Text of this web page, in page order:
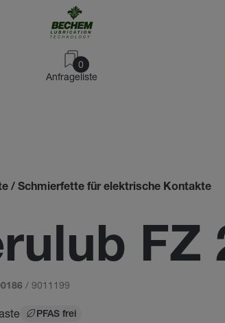
0
Anfrageliste
/ Schmierfette für elektrische Kontakte
FZ
/ 9011199
PFAS frei